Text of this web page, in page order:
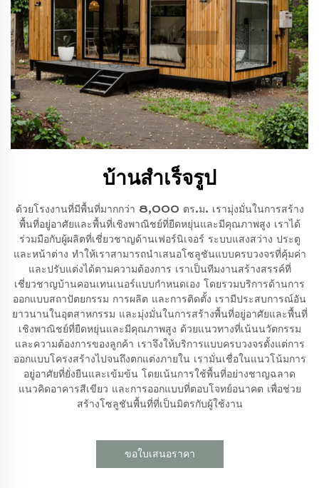
บ้านสำเร็จรูป
ด้วยโรงงานที่มีพื้นที่มากกว่า 8,000 ตร.ม. เรามุ่งมั่นในการสร้าง
พื้นที่อยู่อาศัยและพื้นที่เชิงพาณิชย์ที่ยืดหยุ่นและมีคุณภาพสูง เราได้
ร่วมมือกับผู้ผลิตที่เชี่ยวชาญด้านเฟอร์นิเจอร์ ระบบแสงสว่าง ประตู
และหน้าต่าง ทำให้เราสามารถนำเสนอโซลูชันแบบครบวงจรที่คุ้มค่า
และปรับแต่งได้ตามความต้องการ เราเป็นทีมงานสร้างสรรค์ที่
เชี่ยวชาญบ้านคอนเทนเนอร์แบบกำหนดเอง โดยรวมบริการด้านการ
ออกแบบสถาปัตยกรรม การผลิต และการติดตั้ง เรามีประสบการณ์อัน
ยาวนานในอุตสาหกรรม และมุ่งมั่นในการสร้างพื้นที่อยู่อาศัยและพื้นที่
เชิงพาณิชย์ที่ยืดหยุ่นและมีคุณภาพสูง ด้วยแนวทางที่เน้นนวัตกรรม
และความต้องการของลูกค้า เราจึงให้บริการแบบครบวงจรตั้งแต่การ
ออกแบบโครงสร้างไปจนถึงตกแต่งภายใน เรามั่นเชื่อในแนวโน้มการ
อยู่อาศัยที่ยั่งยืนและเข้มข้น โดยเน้นการใช้พื้นที่อย่างชาญฉลาด
แนวคิดอาคารสีเขียว และการออกแบบที่ตอบโจทย์อนาคต เพื่อช่วย
สร้างโซลูชันพื้นที่ที่เป็นมิตรกับผู้ใช้งาน
ขอใบเสนอราคา